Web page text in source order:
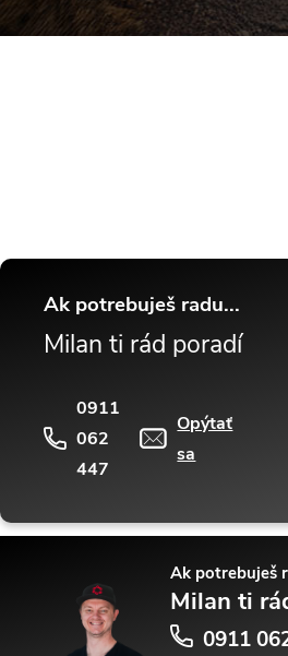
Ak potrebuješ radu...
Milan ti rád poradí
0911
062
447
Opýtať
sa
Ak potrebuješ
Milan ti
0911